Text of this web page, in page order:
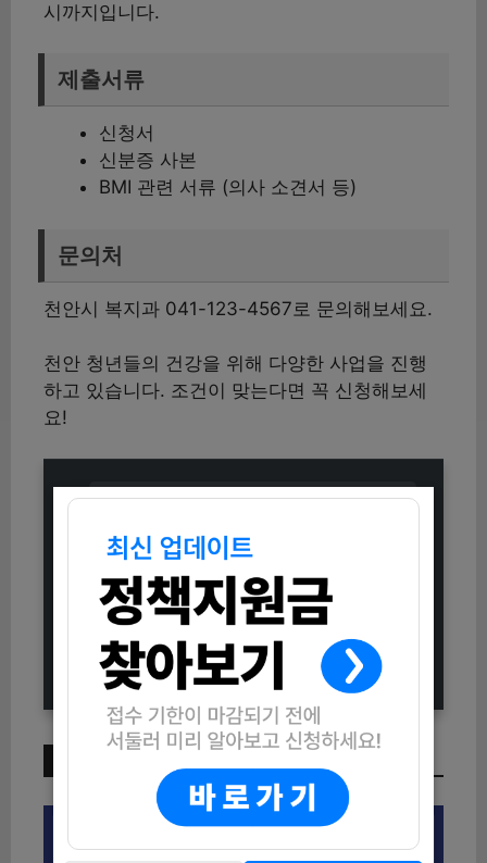
시까지입니다.
제출서류
신청서
신분증 사본
BMI 관련 서류 (의사 소견서 등)
문의처
천안시 복지과 041-123-4567로 문의해보세요.
천안 청년들의 건강을 위해 다양한 사업을 진행
하고 있습니다. 조건이 맞는다면 꼭 신청해보세
요!
2025 대전 유성구 신성동 행정복지
센터 신청사 업무 개시 (신청방법 및
위치 안내)
2025 경영위기 소상공인 재기지원
지)
이번 주 인기 글